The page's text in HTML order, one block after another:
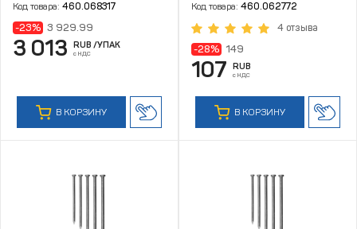
Код товара: 460.068317
-23% 3 929.99
3 013 RUB /УПАК
с НДС
В КОРЗИНУ
Код товара: 460.062772
4 отзыва
-28% 149
107 RUB
с НДС
В КОРЗИНУ